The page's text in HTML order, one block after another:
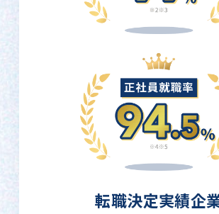
転職決定実績企